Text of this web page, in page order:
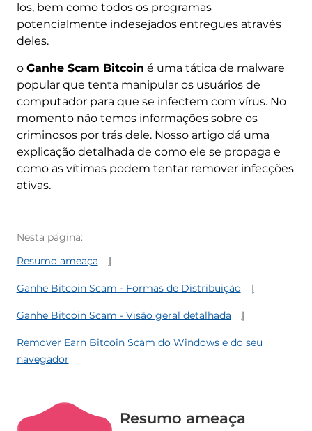
los, bem como todos os programas
potencialmente indesejados entregues através
deles.
o Ganhe Scam Bitcoin é uma tática de malware
popular que tenta manipular os usuários de
computador para que se infectem com vírus. No
momento não temos informações sobre os
criminosos por trás dele. Nosso artigo dá uma
explicação detalhada de como ele se propaga e
como as vítimas podem tentar remover infecções
ativas.
Nesta página:
Resumo ameaça
Ganhe Bitcoin Scam - Formas de Distribuição
Ganhe Bitcoin Scam - Visão geral detalhada
Remover Earn Bitcoin Scam do Windows e do seu
navegador
Resumo ameaça